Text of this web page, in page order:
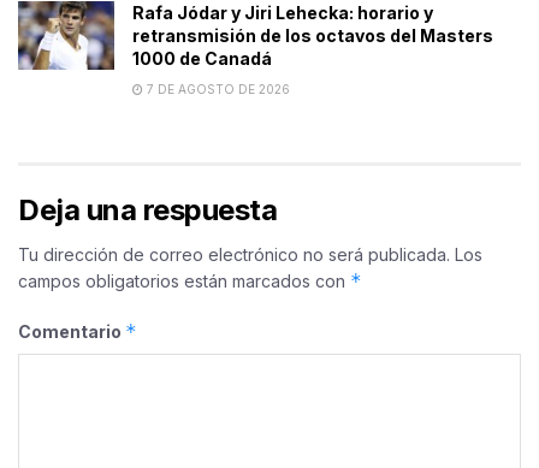
Rafa Jódar y Jiri Lehecka: horario y
retransmisión de los octavos del Masters
1000 de Canadá
7 DE AGOSTO DE 2026
Deja una respuesta
Tu dirección de correo electrónico no será publicada. Los
campos obligatorios están marcados con *
Comentario *